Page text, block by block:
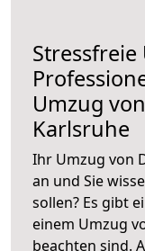
Stressfreie
Umzug
Karlsruhe
Ihr Umzug von
an und Sie
sollen? Es gibt
einem Umzug
beachten sind.